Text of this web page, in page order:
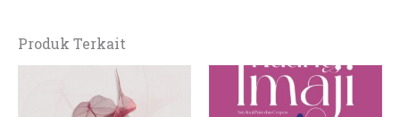
Produk Terkait